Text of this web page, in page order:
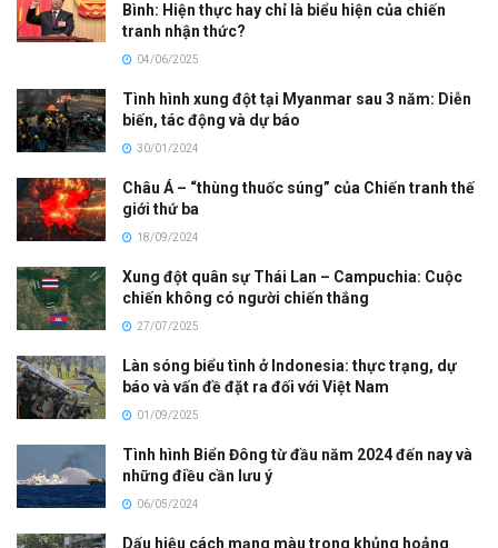
Bình: Hiện thực hay chỉ là biểu hiện của chiến
tranh nhận thức?
04/06/2025
Tình hình xung đột tại Myanmar sau 3 năm: Diễn
biến, tác động và dự báo
30/01/2024
Châu Á – “thùng thuốc súng” của Chiến tranh thế
giới thứ ba
18/09/2024
Xung đột quân sự Thái Lan – Campuchia: Cuộc
chiến không có người chiến thắng
27/07/2025
Làn sóng biểu tình ở Indonesia: thực trạng, dự
báo và vấn đề đặt ra đối với Việt Nam
01/09/2025
Tình hình Biển Đông từ đầu năm 2024 đến nay và
những điều cần lưu ý
06/05/2024
Dấu hiệu cách mạng màu trong khủng hoảng